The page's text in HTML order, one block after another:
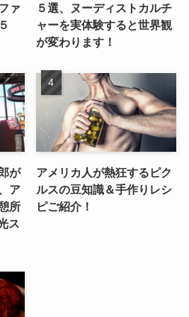
ァ
５選、ヌーディストカルチ
ャーを実体験すると世界観
が変わります！
が
ア
所
ス
アメリカ人が熱狂するピク
ルスの豆知識＆手作りレシ
ピご紹介！